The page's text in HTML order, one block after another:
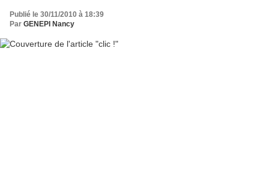
Publié le 30/11/2010 à 18:39
Par GENEPI Nancy